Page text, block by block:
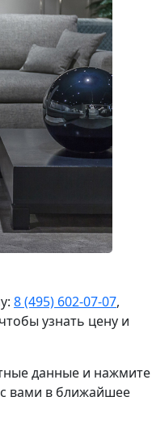
8 (495) 602‑07‑07,
узнать цену и
данные и нажмите
вами в ближайшее